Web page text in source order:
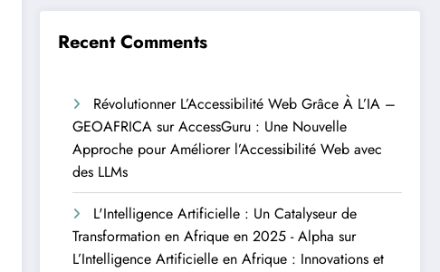
Recent Comments
Révolutionner L’Accessibilité Web Grâce À L’IA –
GEOAFRICA surAccessGuru : Une Nouvelle
Approche pour Améliorer l’Accessibilité Web avec
des LLMs
L'Intelligence Artificielle : Un Catalyseur de
Transformation en Afrique en 2025 - Alpha sur
L’Intelligence Artificielle en Afrique : Innovations et